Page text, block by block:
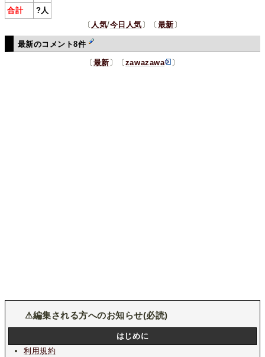
合計 ? 人
〔 人気/今日人気 〕〔 最新 〕
最新のコメント8件
〔最新〕〔zawazawa 〕
⚠編集される方へのお知らせ(必読)
はじめに
利用規約